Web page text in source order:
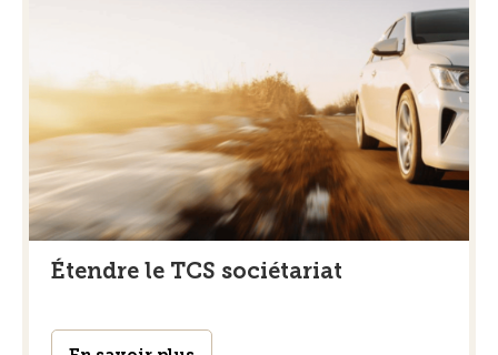
Étendre le TCS sociétariat